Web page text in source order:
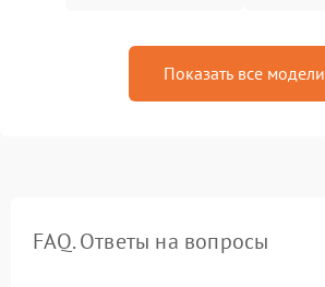
Показать все модели
FAQ. Ответы на вопросы